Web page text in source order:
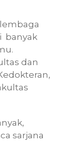
banyak
dan
sarjana